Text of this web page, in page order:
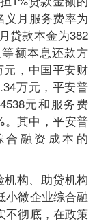
义月服务费率为
贷款本金为382
额本息还款方
，中国平安财
万元，平安普
元和服务费
。其中，平安普
融资成本的
构、助贷机构
小微企业综合融
不彻底，在政策